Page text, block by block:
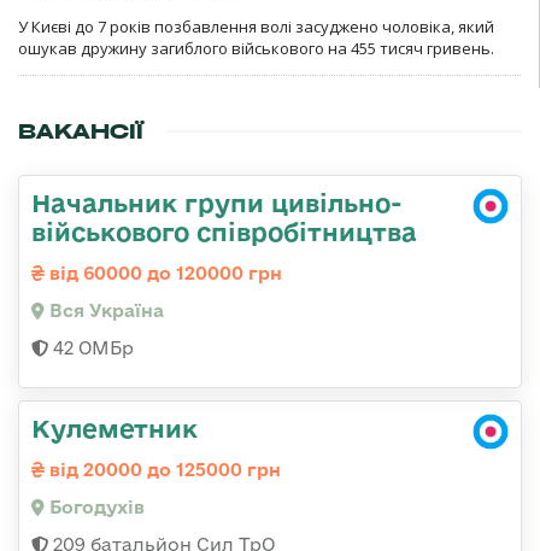
У Києві до 7 років позбавлення волі засуджено чоловіка, який
ошукав дружину загиблого військового на 455 тисяч гривень.
ВАКАНСІЇ
Начальник групи цивільно-
військового співробітництва
від 60000 до 120000 грн
Вся Україна
42 ОМБр
Кулеметник
від 20000 до 125000 грн
Богодухів
209 батальйон Сил ТрО